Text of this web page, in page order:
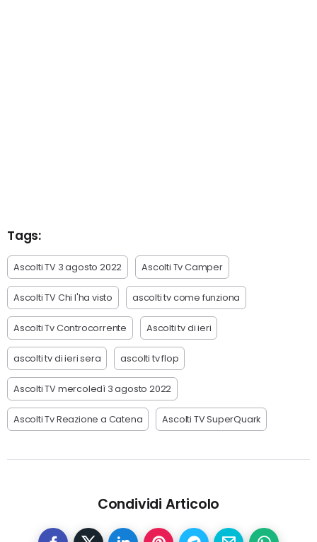
Tags:
Ascolti TV 3 agosto 2022 Ascolti Tv Camper
Ascolti TV Chi l'ha visto ascolti tv come funziona
Ascolti Tv Controcorrente Ascolti tv di ieri
ascolti tv di ieri sera ascolti tv flop
Ascolti TV mercoledì 3 agosto 2022
Ascolti Tv Reazione a Catena Ascolti TV SuperQuark
Condividi Articolo